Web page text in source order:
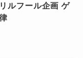
ルフール企画 ゲ